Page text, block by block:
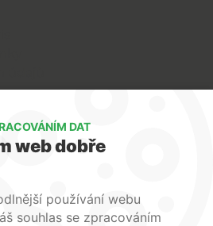
DAT
web dobře
používání webu
souhlas se zpracováním